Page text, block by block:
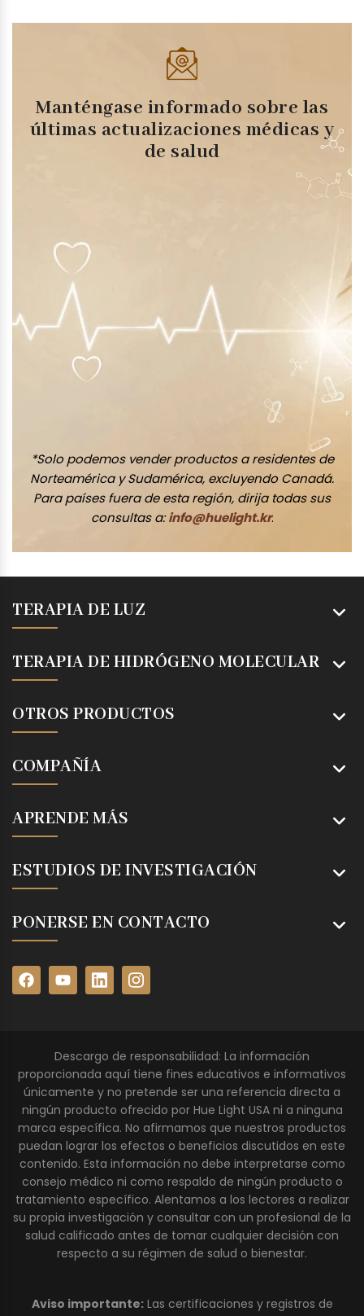
Manténgase informado sobre las
últimas actualizaciones médicas y
de salud
*Solo podemos vender productos a residentes de
Norteamérica y Sudamérica, excluyendo Canadá.
Para países fuera de esta región, dirija todas sus
consultas a:info@huelight.kr.
TERAPIA DE LUZ
TERAPIA DE HIDRÓGENO MOLECULAR
OTROS PRODUCTOS
COMPAÑÍA
APRENDE MÁS
ESTUDIOS DE INVESTIGACIÓN
PONERSE EN CONTACTO
Descargo de responsabilidad: La información
proporcionada aquí tiene fines educativos e informativos
únicamente y no pretende ser una referencia directa a
ningún producto ofrecido por Hue Light USA ni a ninguna
marca específica. No afirmamos que nuestros productos
puedan lograr los efectos o beneficios discutidos en este
contenido. Esta información no debe interpretarse como
consejo médico ni como respaldo de ningún producto o
tratamiento específico. Alentamos a los lectores a realizar
su propia investigación y consultar con un profesional de la
salud calificado antes de tomar cualquier decisión con
respecto a su régimen de salud o bienestar.
Aviso importante:Las certificaciones y registros de